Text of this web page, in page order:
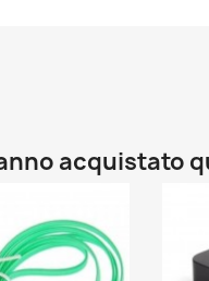
acquistato